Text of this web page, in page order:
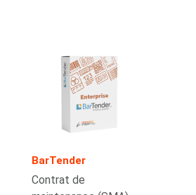
BarTender
Contrat de